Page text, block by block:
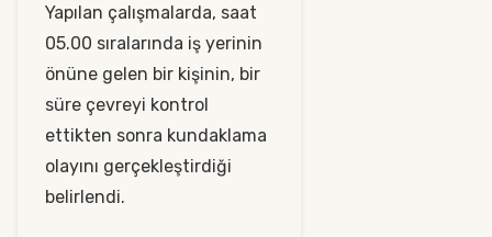
Yapılan çalışmalarda, saat
05.00 sıralarında iş yerinin
önüne gelen bir kişinin, bir
süre çevreyi kontrol
ettikten sonra kundaklama
olayını gerçekleştirdiği
belirlendi.